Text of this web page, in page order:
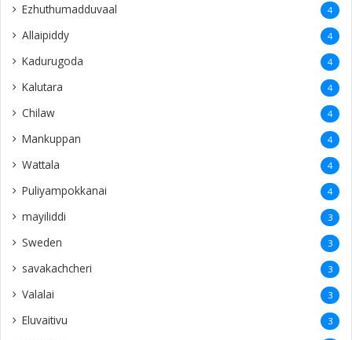
Ezhuthumadduvaal 4
Allaipiddy 4
Kadurugoda 4
Kalutara 4
Chilaw 4
Mankuppan 4
Wattala 4
Puliyampokkanai 4
mayiliddi 3
Sweden 3
savakachcheri 3
Valalai 3
Eluvaitivu 3